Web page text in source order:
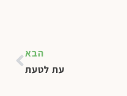
הבא
עת לטעת